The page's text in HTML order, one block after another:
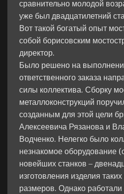
сравнительно молодой
уже был двадцатилетний
Вот такой богатый опыт
собой борисовским
директор.
Было решено на
ответственного заказа
силы коллектива. Сборку
металлоконструкций
созданным для этой цели
Алексеевича Рязанова и
Водченко. Нелегко было
незнакомое оборудование
новейших станков –
изготовления изделия
размеров. Однако